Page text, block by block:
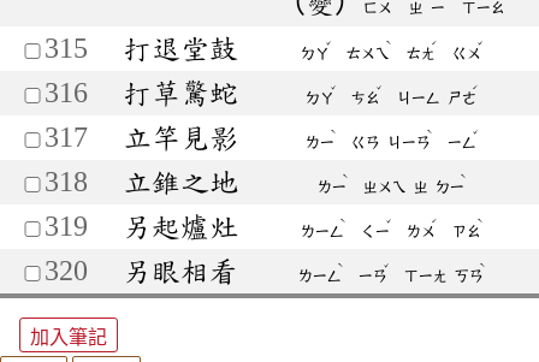
ㄈㄨ ㄓ ㄧ ㄒㄧㄠ
315 打退堂鼓 ㄉㄚ
ˇ
ㄊㄨㄟ
ˋ
ㄊㄤ
ˊ
ㄍㄨ
ˇ
316 打草驚蛇 ㄉㄚ
ˇ
ㄘㄠ
ˇ
ㄐㄧㄥ ㄕㄜ
ˊ
317 立竿見影 ㄌㄧ
ˋ
ㄍㄢ ㄐㄧㄢ
ˋ
ㄧㄥ
ˇ
318 立錐之地 ㄌㄧ
ˋ
ㄓㄨㄟ ㄓ ㄉㄧ
ˋ
319 另起爐灶 ㄌㄧㄥ
ˋ
ㄑㄧ
ˇ
ㄌㄨ
ˊ
ㄗㄠ
ˋ
320 另眼相看 ㄌㄧㄥ
ˋ
ㄧㄢ
ˇ
ㄒㄧㄤ ㄎㄢ
ˋ
加入筆記